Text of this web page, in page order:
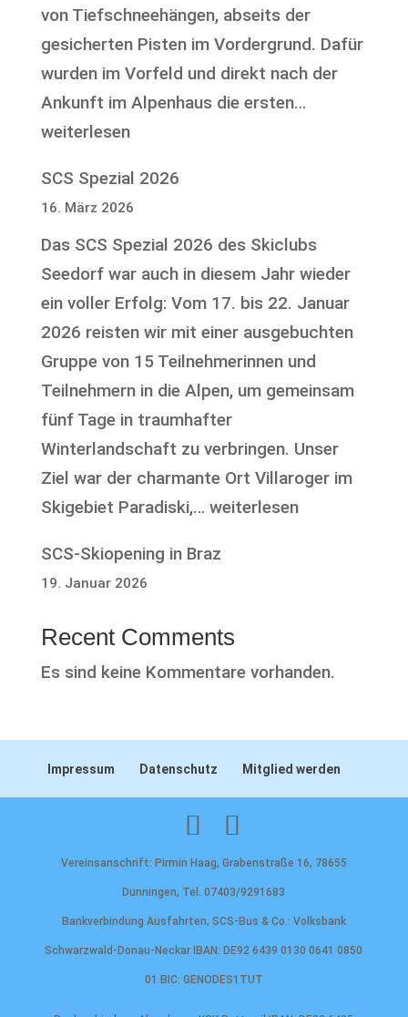
von Tiefschneehängen, abseits der
gesicherten Pisten im Vordergrund. Dafür
wurden im Vorfeld und direkt nach der
Ankunft im Alpenhaus die ersten…
dem
DAV
weiterlesen
SCS Spezial 2026
16. März 2026
Das SCS Spezial 2026 des Skiclubs
Seedorf war auch in diesem Jahr wieder
ein voller Erfolg: Vom 17. bis 22. Januar
2026 reisten wir mit einer ausgebuchten
Gruppe von 15 Teilnehmerinnen und
Teilnehmern in die Alpen, um gemeinsam
fünf Tage in traumhafter
Winterlandschaft zu verbringen. Unser
Ziel war der charmante Ort Villaroger im
Skigebiet Paradiski,… SCS
2026
weiterlesen
SCS-Skiopening in Braz
19. Januar 2026
Recent Comments
Es sind keine Kommentare vorhanden.
Impressum Datenschutz Mitglied werden
Vereinsanschrift: Pirmin Haag, Grabenstraße 16, 78655
Dunningen, Tel. 07403/9291683
Bankverbindung Ausfahrten, SCS-Bus & Co.: Volksbank
Schwarzwald-Donau-Neckar IBAN: DE92 6439 0130 0641 0850
01 BIC: GENODES1TUT